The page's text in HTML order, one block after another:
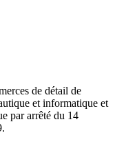
de détail de
et informatique et
par arrêté du 14